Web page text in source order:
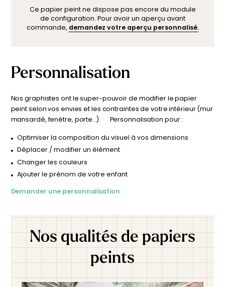
types de décoration. Son design apaisant et son univers
tendre en font un choix parfait pour encourager la tranquillité
et l’imaginaire.
sur-
de
un rendu
espace.
Ce papier peint ne dispose pas encore du module
de configuration. Pour avoir un aperçu avant
commande, demandez votre aperçu personnalisé.
Personnalisation
Nos graphistes ont le super-pouvoir de modifier le papier
peint selon vos envies et les contraintes de votre intérieur (mur
mansardé, fenêtre, porte…). Personnalisation pour :
Optimiser la composition du visuel à vos dimensions
Déplacer / modifier un élément
Changer les couleurs
Ajouter le prénom de votre enfant
Demander une personnalisation
Nos qualités de papiers
peints